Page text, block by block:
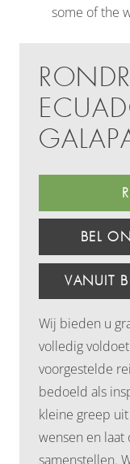
some of the
BEL
VANUIT
Wij bieden u
volledig
voorgestelde
bedoeld als
kleine greep
wensen en laat
samenstellen.